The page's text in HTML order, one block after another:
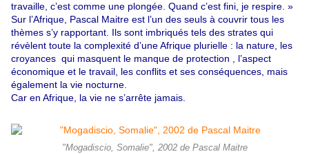
travaille, c’est comme une plongée. Quand c’est fini, je respire. »
Sur l’Afrique, Pascal Maitre est l’un des seuls à couvrir tous les
thèmes s’y rapportant. Ils sont imbriqués tels des strates qui
révèlent toute la complexité d’une Afrique plurielle : la nature, les
croyances qui masquent le manque de protection , l’aspect
économique et le travail, les conflits et ses conséquences, mais
également la vie nocturne.
Car en Afrique, la vie ne s’arrête jamais.
"Mogadiscio, Somalie", 2002 de Pascal Maitre